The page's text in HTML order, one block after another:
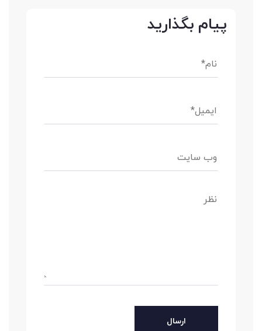
پیام بگذارید